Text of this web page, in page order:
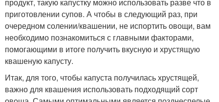
приготовлении супов. А чтобы в следующий раз, при
очередном солении/квашении, не испортить овощи, вам
необходимо познакомиться с главными факторами,
помогающими в итоге получить вкусную и хрустящую
квашеную капусту.
Итак, для того, чтобы капуста получилась хрустящей,
важно для квашения использовать подходящий сорт